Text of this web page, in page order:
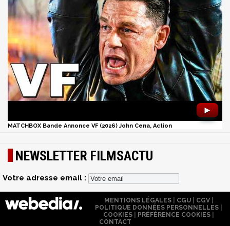
►
MATCHBOX Bande Annonce VF (2026) John Cena, Action
NEWSLETTER FILMSACTU
Votre adresse email :
MENTIONS LÉGALES| CGU| CGV|
POLITIQUE DONNÉES PERSONNELLES
COOKIES
PRÉFÉRENCE COOKIES
CONTACT